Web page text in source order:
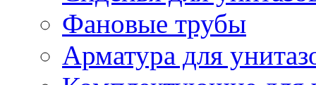
Фановые трубы
Арматура для